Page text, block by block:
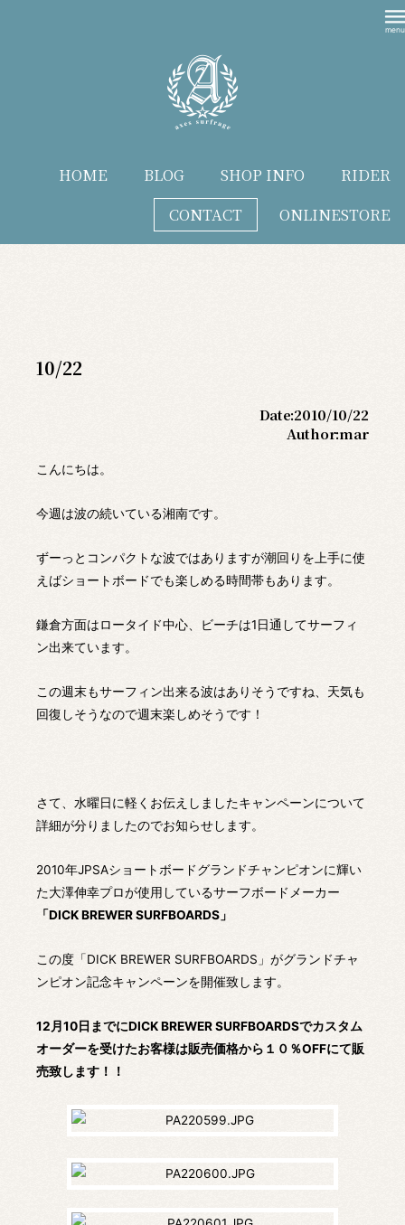
HOME BLOG SHOP INFO
RIDER
CONTACT
ONLINESTORE
10/22
Date:2010/10/22
Author:mar
こんにちは。
今週は波の続いている湘南です。
ずーっとコンパクトな波ではありますが潮回りを上手に使
えばショートボードでも楽しめる時間帯もあります。
鎌倉方面はロータイド中心、ビーチは1日通してサーフィ
ン出来ています。
この週末もサーフィン出来る波はありそうですね、天気も
回復しそうなので週末楽しめそうです！
さて、水曜日に軽くお伝えしましたキャンペーンについて
詳細が分りましたのでお知らせします。
2010年JPSAショートボードグランドチャンピオンに輝い
た大澤伸幸プロが使用しているサーフボードメーカー
「DICK BREWER SURFBOARDS」
この度「DICK BREWER SURFBOARDS」がグランドチャ
ンピオン記念キャンペーンを開催致します。
12月10日までにDICK BREWER SURFBOARDSでカスタム
オーダーを受けたお客様は販売価格から１０％OFFにて販
売致します！！